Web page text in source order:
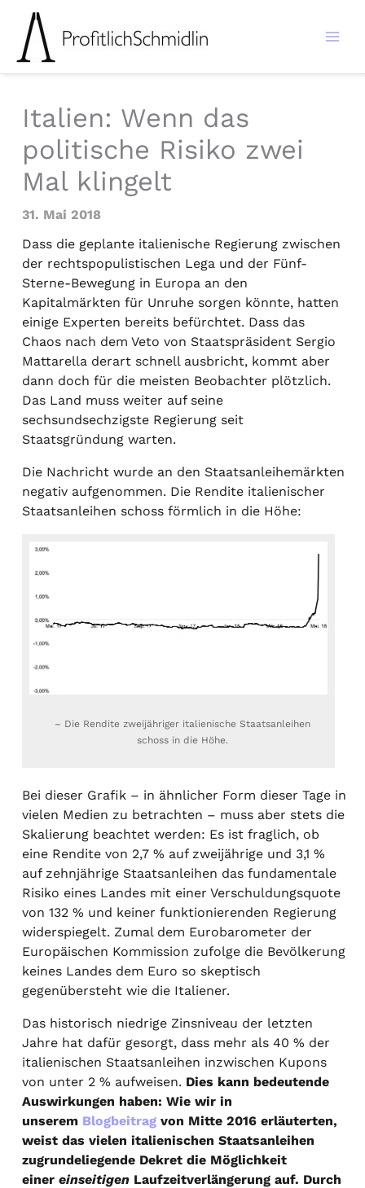
Inhalt
springen
Italien: Wenn das
politische Risiko zwei
Mal klingelt
31. Mai 2018
Dass die geplante italienische Regierung zwischen
der rechtspopulistischen Lega und der Fünf-
Sterne-Bewegung in Europa an den
Kapitalmärkten für Unruhe sorgen könnte, hatten
einige Experten bereits befürchtet. Dass das
Chaos nach dem Veto von Staatspräsident Sergio
Mattarella derart schnell ausbricht, kommt aber
dann doch für die meisten Beobachter plötzlich.
Das Land muss weiter auf seine
sechsundsechzigste Regierung seit
Staatsgründung warten.
Die Nachricht wurde an den Staatsanleihemärkten
negativ aufgenommen. Die Rendite italienischer
Staatsanleihen schoss förmlich in die Höhe:
– Die Rendite zweijähriger italienische Staatsanleihen
schoss in die Höhe.
Bei dieser Grafik – in ähnlicher Form dieser Tage in
vielen Medien zu betrachten – muss aber stets die
Skalierung beachtet werden: Es ist fraglich, ob
eine Rendite von 2,7 % auf zweijährige und 3,1 %
auf zehnjährige Staatsanleihen das fundamentale
Risiko eines Landes mit einer Verschuldungsquote
von 132 % und keiner funktionierenden Regierung
widerspiegelt. Zumal dem Eurobarometer der
Europäischen Kommission zufolge die Bevölkerung
keines Landes dem Euro so skeptisch
gegenübersteht wie die Italiener.
Das historisch niedrige Zinsniveau der letzten
Jahre hat dafür gesorgt, dass mehr als 40 % der
italienischen Staatsanleihen inzwischen Kupons
von unter 2 % aufweisen. Dies kann bedeutende
Auswirkungen haben: Wie wir in
unserem Blogbeitrag von Mitte 2016 erläuterten,
weist das vielen italienischen Staatsanleihen
zugrundeliegende Dekret die Möglichkeit
einereinseitigen Laufzeitverlängerung auf. Durch